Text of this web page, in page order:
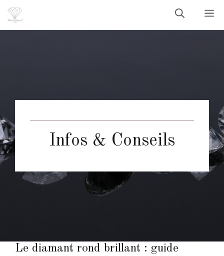
Aller
contenu
Infos & Conseils
Le diamant rond brillant : guide